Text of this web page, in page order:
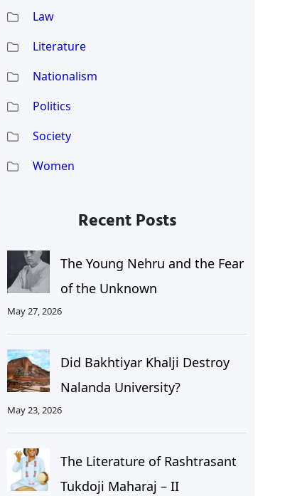
Law
Literature
Nationalism
Politics
Society
Women
Recent Posts
The Young Nehru and the Fear
of the Unknown
May 27, 2026
Did Bakhtiyar Khalji Destroy
Nalanda University?
May 23, 2026
The Literature of Rashtrasant
Tukdoji Maharaj – II